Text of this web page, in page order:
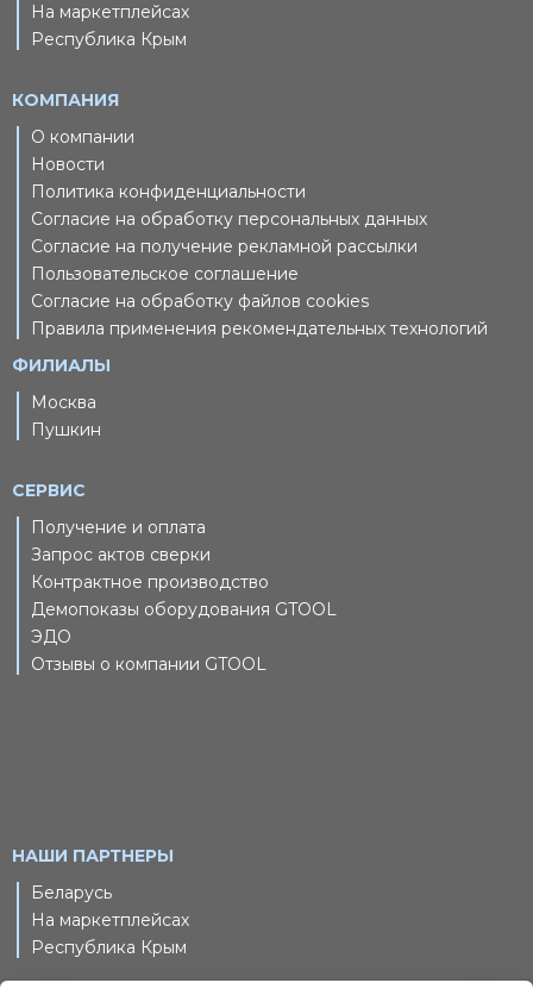
На маркетплейсах
Республика Крым
КОМПАНИЯ
О компании
Новости
Политика конфиденциальности
Согласие на обработку персональных данных
Согласие на получение рекламной рассылки
Пользовательское соглашение
Согласие на обработку файлов cookies
Правила применения рекомендательных технологий
ФИЛИАЛЫ
Москва
Пушкин
СЕРВИС
Получение и оплата
Запрос актов сверки
Контрактное производство
Демопоказы оборудования GTOOL
ЭДО
Отзывы о компании GTOOL
НАШИ ПАРТНЕРЫ
Беларусь
На маркетплейсах
Республика Крым